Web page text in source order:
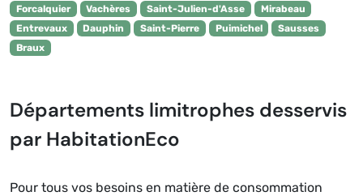
Forcalquier
Vachères Saint-Julien-d'Asse
Mirabeau
Entrevaux
Dauphin Saint-Pierre Puimichel
Sausses
Braux
Départements limitrophes desservis
par HabitationEco
Pour tous vos besoins en matière de consommation